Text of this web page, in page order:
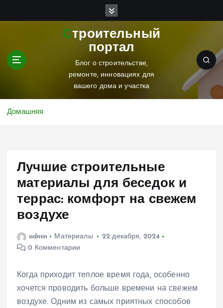
Строительный
портал
Блог о строительстве,
ремонте, инновациях для
вашего дома и участка
Домашняя
Лучшие строительные
материалы для беседок и
террас: комфорт на свежем
воздухе
admin Материалы
22 декабря, 2024
0 Комментарии
Когда приходит теплое время года, особенно
хочется проводить больше времени на свежем
воздухе. Одним из самых приятных способов